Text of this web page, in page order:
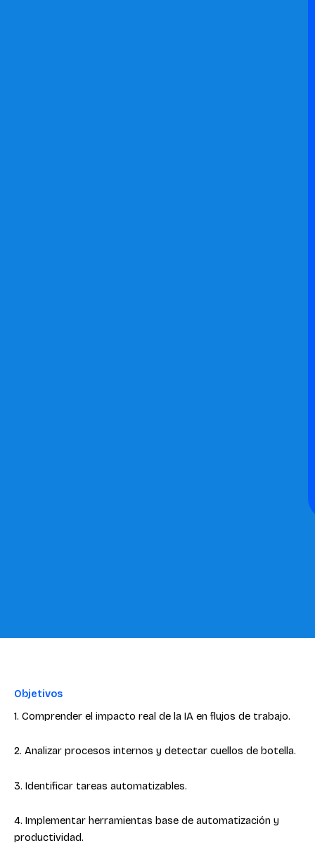
Objetivos
1. Comprender el impacto real de la IA en flujos de trabajo.
2. Analizar procesos internos y detectar cuellos de botella.
3. Identificar tareas automatizables.
4. Implementar herramientas base de automatización y
productividad.